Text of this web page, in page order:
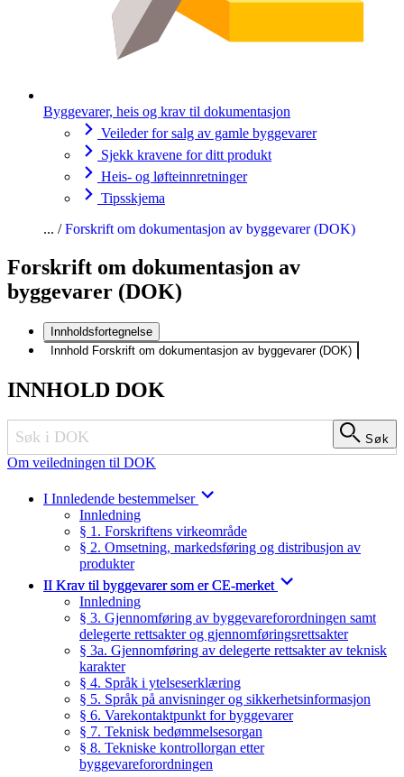
Byggevarer, heis og krav til dokumentasjon
Veileder for salg av gamle byggevarer
Sjekk kravene for ditt produkt
Heis- og løfteinnretninger
Tipsskjema
Forskrift om dokumentasjon av byggevarer (DOK)
Forskrift om dokumentasjon av
byggevarer (DOK)
Innholdsfortegnelse
Innhold Forskrift om dokumentasjon av byggevarer (DOK)
INNHOLD DOK
Søk
Om veiledningen til DOK
I Innledende bestemmelser
Innledning
§ 1. Forskriftens virkeområde
§ 2. Omsetning, markedsføring og distribusjon av
produkter
II Krav til byggevarer som er CE-merket
Innledning
§ 3. Gjennomføring av byggevareforordningen samt
delegerte rettsakter og gjennomføringsrettsakter
§ 3a. Gjennomføring av delegerte rettsakter av teknisk
karakter
§ 4. Språk i ytelseserklæring
§ 5. Språk på anvisninger og sikkerhetsinformasjon
§ 6. Varekontaktpunkt for byggevarer
§ 7. Teknisk bedømmelsesorgan
§ 8. Tekniske kontrollorgan etter
byggevareforordningen